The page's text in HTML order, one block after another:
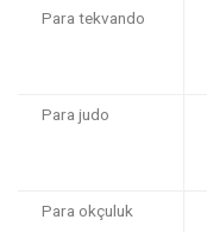
Para tekvando
Para judo
Para okçuluk